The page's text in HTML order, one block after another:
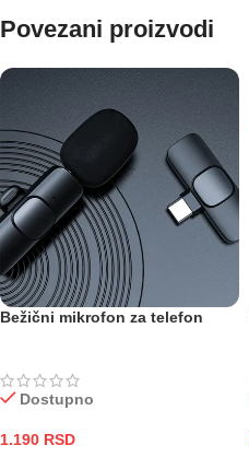
Povezani proizvodi
Bežični mikrofon za telefon
Dostupno
1.190 RSD